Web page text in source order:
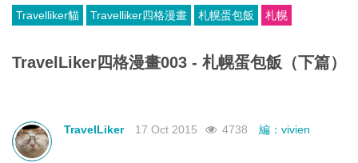
Travelliker貓 Travelliker四格漫畫 札幌蛋包飯 札幌
TravelLiker四格漫畫003 - 札幌蛋包飯（下篇）
TravelLiker 17 Oct 2015 4738 編：vivien